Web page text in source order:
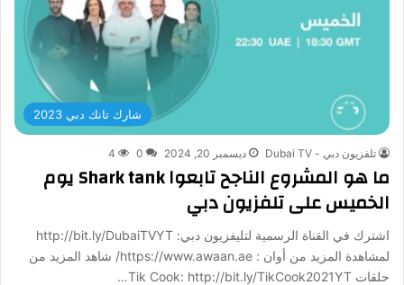
شارك تانك دبي 2023
تلفزيون دبي - Dubai TV ديسمبر 20, 2024 0
4
ما هو المشروع الناجح تابعوا Shark tank يوم
الخميس على تلفزيون دبي
اشترك في القناة الرسمية لتليفزيون دبي: http://bit.ly/DubaiTVYT
لمشاهدة المزيد من أوان : https://www.awaan.ae/ شاهد المزيد من
حلقات Tik Cook: http://bit.ly/TikCook2021YT…